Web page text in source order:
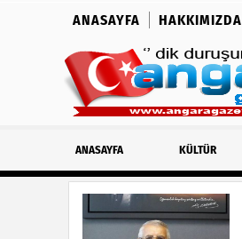
ANASAYFA HAKKIMIZDA
ANASAYFA KÜLTÜR